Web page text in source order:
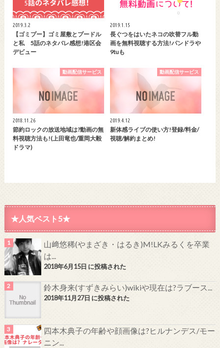
2019.3.2
【ゴミプー】ゴミ屋敷とプードル
と私 5話のネタバレ感想!港区会
デビュー
2019.1.15
長ぐつをはいたネコの吹替フル動
画を無料視聴する方法!パンドラや
9tuも
動画配信サービス
2018.11.26
節約ロックの放送地域は?動画の無
料視聴方法も!(上田竜也/重岡大毅
ドラマ)
動画配信サービス
2019.4.12
新体感ライブの使い方!登録/料金/
視聴/解約まとめ!
★人気ベスト5★
山﨑悠稀(やまざき・はるき)M!LKみるくを卒業
は...
2018年6月15日 に投稿された
鈴木身来(すずきみらい)wikiや現在は?ラブース...
2018年11月27日 に投稿された
四本木典子の年齢や顔画像は?ヒルナンデス/モー
ニン...